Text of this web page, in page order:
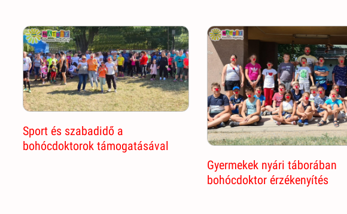
Sport és szabadidő a
bohócdoktorok támogatásával
Gyermekek nyári táborában
bohócdoktor érzékenyítés